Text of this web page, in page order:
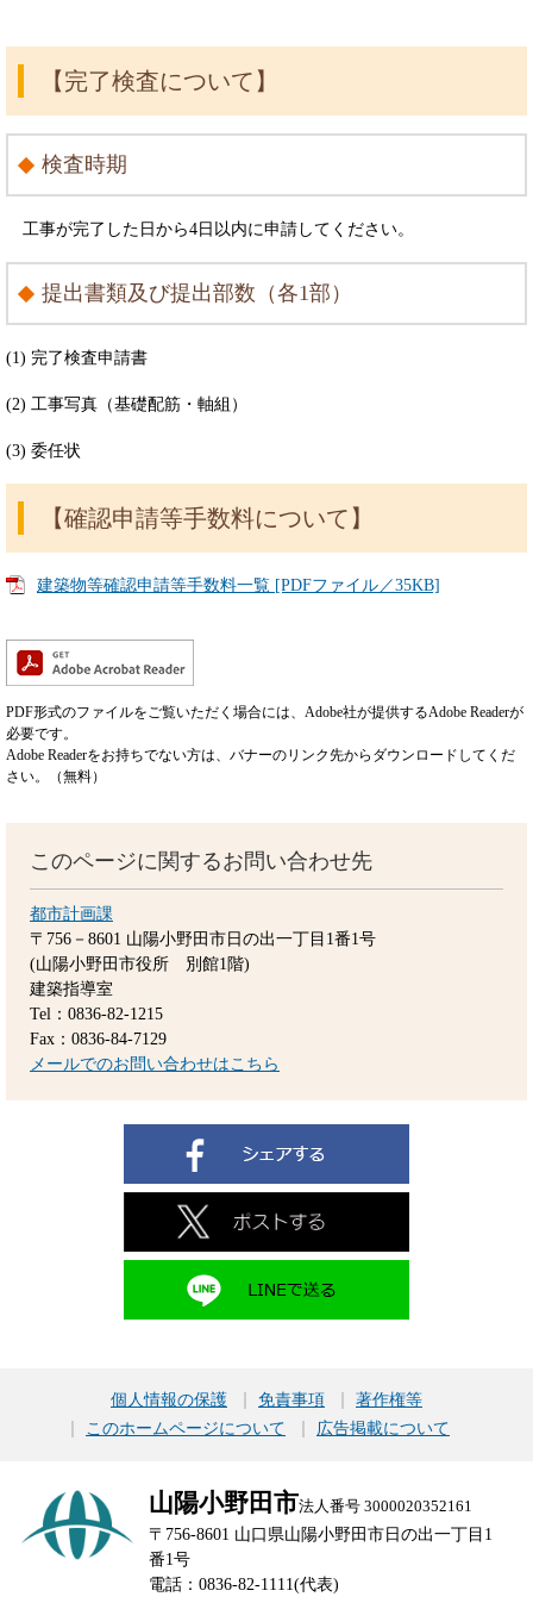
【完了検査について】
検査時期
工事が完了した日から4日以内に申請してください。
提出書類及び提出部数（各1部）
(1) 完了検査申請書
(2) 工事写真（基礎配筋・軸組）
(3) 委任状
【確認申請等手数料について】
建築物等確認申請等手数料一覧 [PDFファイル／35KB]
PDF形式のファイルをご覧いただく場合には、Adobe社が提供するAdobe Readerが
必要です。
Adobe Readerをお持ちでない方は、バナーのリンク先からダウンロードしてくだ
さい。（無料）
このページに関するお問い合わせ先
都市計画課
〒756－8601 山陽小野田市日の出一丁目1番1号
(山陽小野田市役所 別館1階)
建築指導室
Tel：0836-82-1215
Fax：0836-84-7129
メールでのお問い合わせはこちら
個人情報の保護 免責事項
著作権等
このホームページについて
広告掲載について
山陽小野田市法人番号 3000020352161
〒756-8601 山口県山陽小野田市日の出一丁目1
番1号
電話：0836-82-1111(代表)